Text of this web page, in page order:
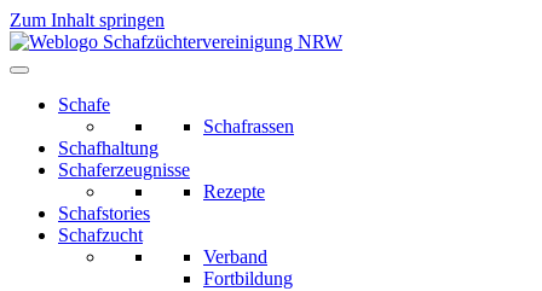
Zum Inhalt springen
Schafe
Schafrassen
Schafhaltung
Schaferzeugnisse
Rezepte
Schafstories
Schafzucht
Verband
Fortbildung